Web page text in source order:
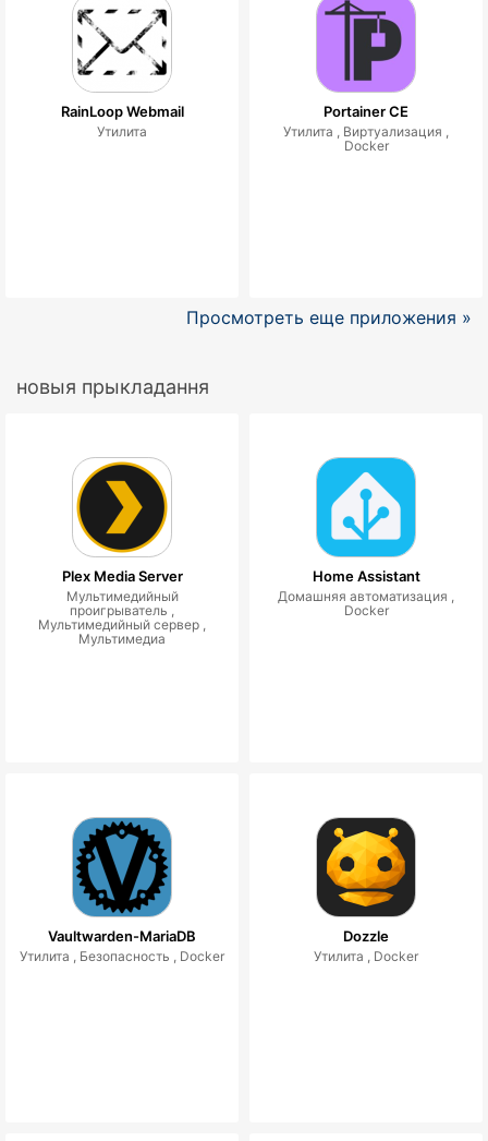
RainLoop Webmail
Утилита
Portainer CE
Утилита , Виртуализация ,
Docker
Просмотреть еще приложения »
новыя прыкладання
Plex Media Server
Мультимедийный
проигрыватель ,
Мультимедийный сервер ,
Мультимедиа
Home Assistant
Домашняя автоматизация ,
Docker
Vaultwarden-MariaDB
Утилита , Безопасность , Docker
Dozzle
Утилита , Docker